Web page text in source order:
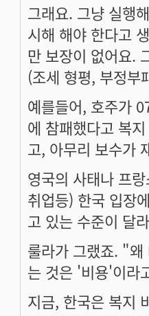
그래요. 그냥 실행
시해 해야 한다고
만 보장이 없어요.
(조세 형평, 부정부
예를들어, 호주가
에 참패했다고 복
고, 아무리 보수가
영국의 사태나 프
취업등) 한국 입장
고 있는 수준이 달
룰라가 그랬죠. "
는 것은 '비용'이라
지금, 한국은 복지